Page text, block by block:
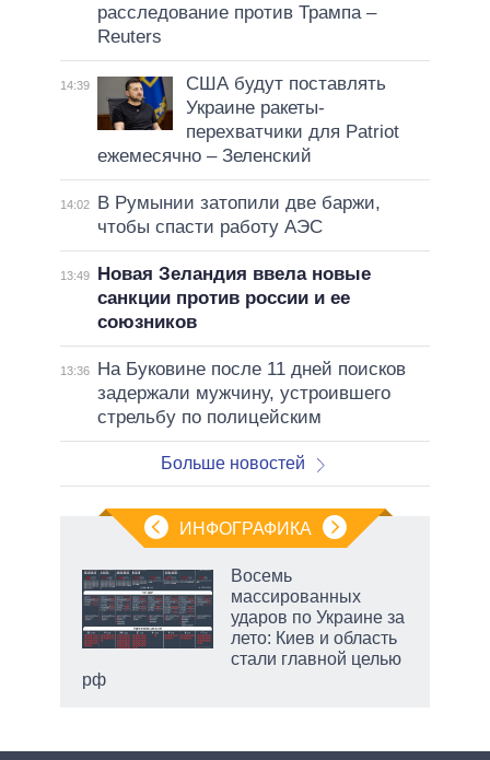
расследование против Трампа –
Reuters
14:39
США будут поставлять
Украине ракеты-
перехватчики для Patriot
ежемесячно – Зеленский
14:02
В Румынии затопили две баржи,
чтобы спасти работу АЭС
13:49
Новая Зеландия ввела новые
санкции против россии и ее
союзников
13:36
На Буковине после 11 дней поисков
задержали мужчину, устроившего
стрельбу по полицейским
Больше новостей
ИНФОГРАФИКА
Восемь
массированных
ударов по Украине за
лето: Киев и область
стали главной целью
рф